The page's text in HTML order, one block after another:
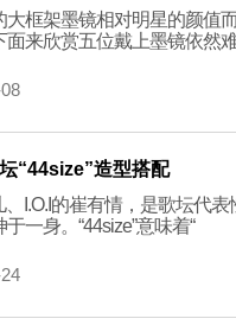
大框架墨镜相对明星的颜值
来欣赏五位戴上墨镜依然
“44size”造型搭配
I.O.I的崔有情，是歌坛代表
一身。“44size”意味着“